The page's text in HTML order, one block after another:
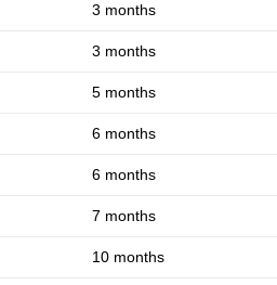
3 months
3 months
5 months
6 months
6 months
7 months
10 months